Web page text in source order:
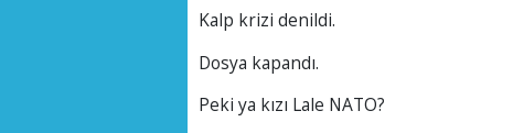
Kalp krizi denildi.
Dosya kapandı.
Peki ya kızı Lale NATO?